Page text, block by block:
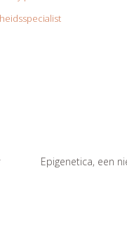
Epigenetica, een